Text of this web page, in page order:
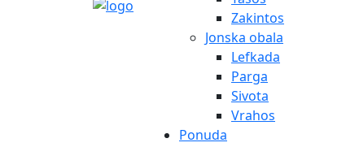
Zakintos
Jonska obala
Lefkada
Parga
Sivota
Vrahos
Ponuda